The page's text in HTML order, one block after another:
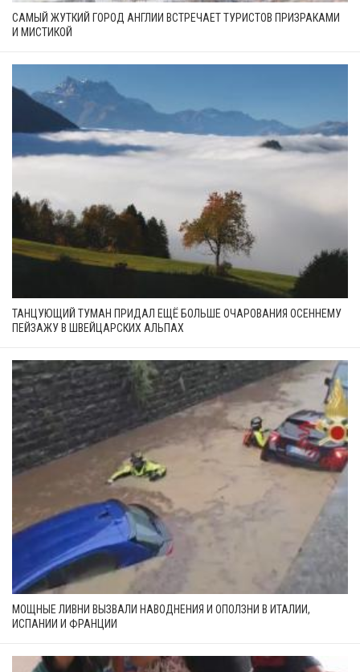
САМЫЙ ЖУТКИЙ ГОРОД АНГЛИИ ВСТРЕЧАЕТ ТУРИСТОВ ПРИЗРАКАМИ
И МИСТИКОЙ
ТАНЦУЮЩИЙ ТУМАН ПРИДАЛ ЕЩЁ БОЛЬШЕ ОЧАРОВАНИЯ ОСЕННЕМУ
ПЕЙЗАЖУ В ШВЕЙЦАРСКИХ АЛЬПАХ
МОЩНЫЕ ЛИВНИ ВЫЗВАЛИ НАВОДНЕНИЯ И ОПОЛЗНИ В ИТАЛИИ,
ИСПАНИИ И ФРАНЦИИ